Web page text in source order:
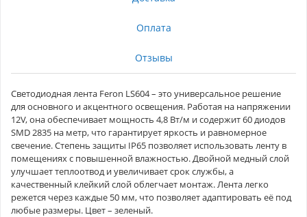
Оплата
Отзывы
Светодиодная лента Feron LS604 – это универсальное решение
для основного и акцентного освещения. Работая на напряжении
12V, она обеспечивает мощность 4,8 Вт/м и содержит 60 диодов
SMD 2835 на метр, что гарантирует яркость и равномерное
свечение. Степень защиты IP65 позволяет использовать ленту в
помещениях с повышенной влажностью. Двойной медный слой
улучшает теплоотвод и увеличивает срок службы, а
качественный клейкий слой облегчает монтаж. Лента легко
режется через каждые 50 мм, что позволяет адаптировать её под
любые размеры. Цвет – зеленый.